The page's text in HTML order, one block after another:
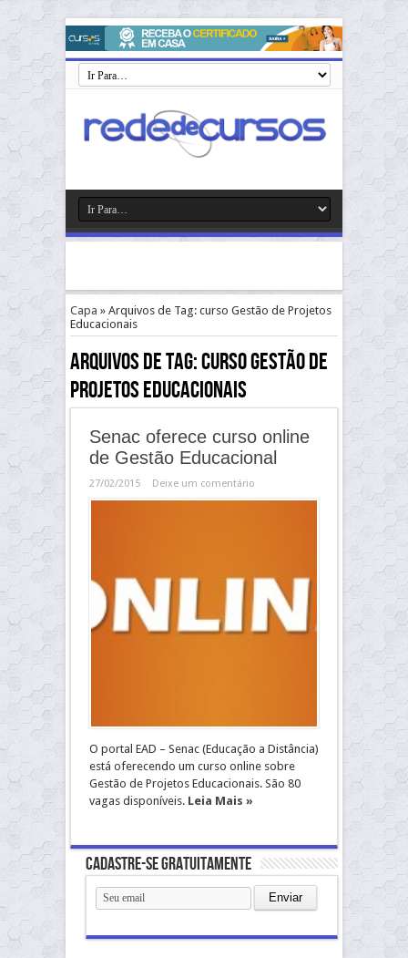
Capa » Arquivos de Tag: curso Gestão de Projetos
Educacionais
Arquivos de Tag:curso Gestão de
Projetos Educacionais
Senac oferece curso online
de Gestão Educacional
27/02/2015 Deixe um comentário
O portal EAD – Senac (Educação a Distância)
está oferecendo um curso online sobre
Gestão de Projetos Educacionais. São 80
vagas disponíveis. Leia Mais »
Cadastre-se gratuitamente